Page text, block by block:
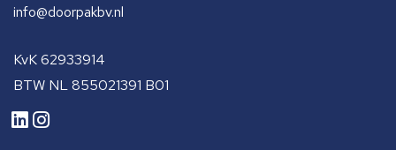
info@doorpakbv.nl
KvK 62933914
BTW NL 855021391 B01